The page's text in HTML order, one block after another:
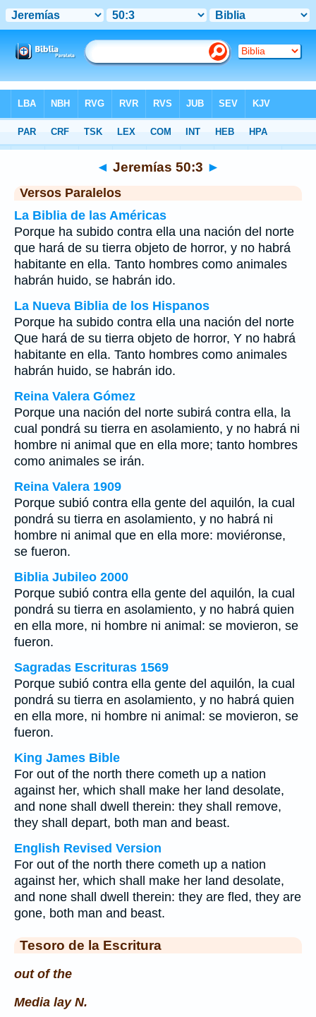
>Jeremías Capítulo 50 > Verso 3
◄ Jeremías 50:3 ►
Versos Paralelos
La Biblia de las Américas
Porque ha subido contra ella una nación del norte
que hará de su tierra objeto de horror, y no habrá
habitante en ella. Tanto hombres como animales
habrán huido, se habrán ido.
La Nueva Biblia de los Hispanos
Porque ha subido contra ella una nación del norte
Que hará de su tierra objeto de horror, Y no habrá
habitante en ella. Tanto hombres como animales
habrán huido, se habrán ido.
Reina Valera Gómez
Porque una nación del norte subirá contra ella, la
cual pondrá su tierra en asolamiento, y no habrá ni
hombre ni animal que en ella more; tanto hombres
como animales se irán.
Reina Valera 1909
Porque subió contra ella gente del aquilón, la cual
pondrá su tierra en asolamiento, y no habrá ni
hombre ni animal que en ella more: moviéronse,
se fueron.
Biblia Jubileo 2000
Porque subió contra ella gente del aquilón, la cual
pondrá su tierra en asolamiento, y no habrá quien
en ella more, ni hombre ni animal: se movieron, se
fueron.
Sagradas Escrituras 1569
Porque subió contra ella gente del aquilón, la cual
pondrá su tierra en asolamiento, y no habrá quien
en ella more, ni hombre ni animal: se movieron, se
fueron.
King James Bible
For out of the north there cometh up a nation
against her, which shall make her land desolate,
and none shall dwell therein: they shall remove,
they shall depart, both man and beast.
English Revised Version
For out of the north there cometh up a nation
against her, which shall make her land desolate,
and none shall dwell therein: they are fled, they are
gone, both man and beast.
Tesoro de la Escritura
out of the
Media lay N.